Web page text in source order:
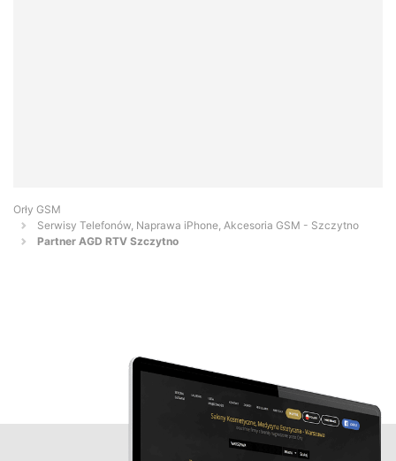
Orły GSM
Serwisy Telefonów, Naprawa iPhone, Akcesoria GSM - Szczytno
Partner AGD RTV Szczytno